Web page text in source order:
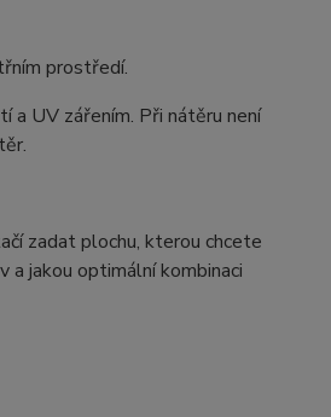
prostředí.
a UV zářením. Při nátěru není
zadat plochu, kterou chcete
jakou optimální kombinaci